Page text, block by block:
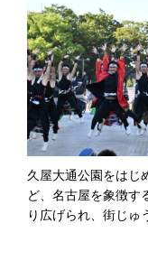
久屋大通公園をはじ
ど、名古屋を象徴す
り広げられ、街じゅ